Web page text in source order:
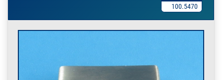
100.5470